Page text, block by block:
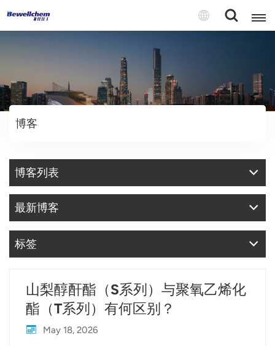
English
Русский
中文
Español
博客
博客列表
最新博客
标签
山梨醇酐酯（S系列）与聚氧乙烯化
酯（T系列）有何区别？
May 18, 2026